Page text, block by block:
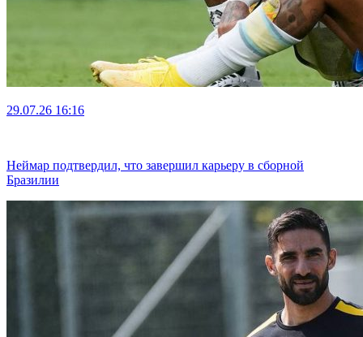
29.07.26 16:16
Неймар подтвердил, что завершил карьеру в сборной
Бразилии